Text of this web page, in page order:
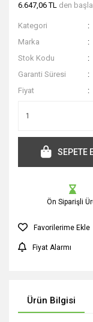
6.647,06 TL den
Kategori
Marka
Stok Kodu
Garanti Süresi
Fiyat
SEPETE
Ön Siparişli
Fiyat Alarmı
Ürün Bilgisi